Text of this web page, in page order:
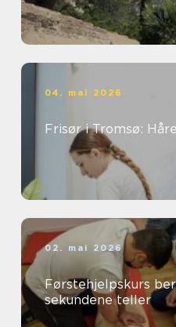
04. mai 2026
Frisør i Tromsø:
02. mai 2026
Førstehjelpskurs bergen
sekundene teller